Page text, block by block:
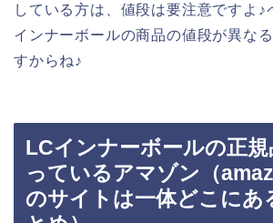
している方は、値段は要注意ですよ♪
インナーボールの商品の値段が異な
すからね♪
LCインナーボールの正
っているアマゾン（
のサイトは一体どこにあ